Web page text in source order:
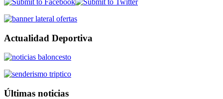
Actualidad Deportiva
Últimas noticias